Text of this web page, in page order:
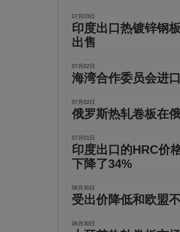
07月03日
印度出口热镀锌钢
出售
07月02日
海湾合作委员会进
07月02日
俄罗斯热轧卷板在
07月01日
印度出口的HRC价
下降了34%
06月30日
受出价降低和欧盟
06月30日